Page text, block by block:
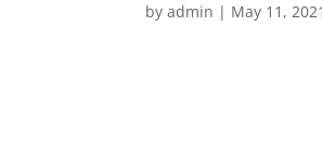
byadmin | May 11, 2021